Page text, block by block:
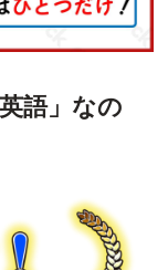
語」なの